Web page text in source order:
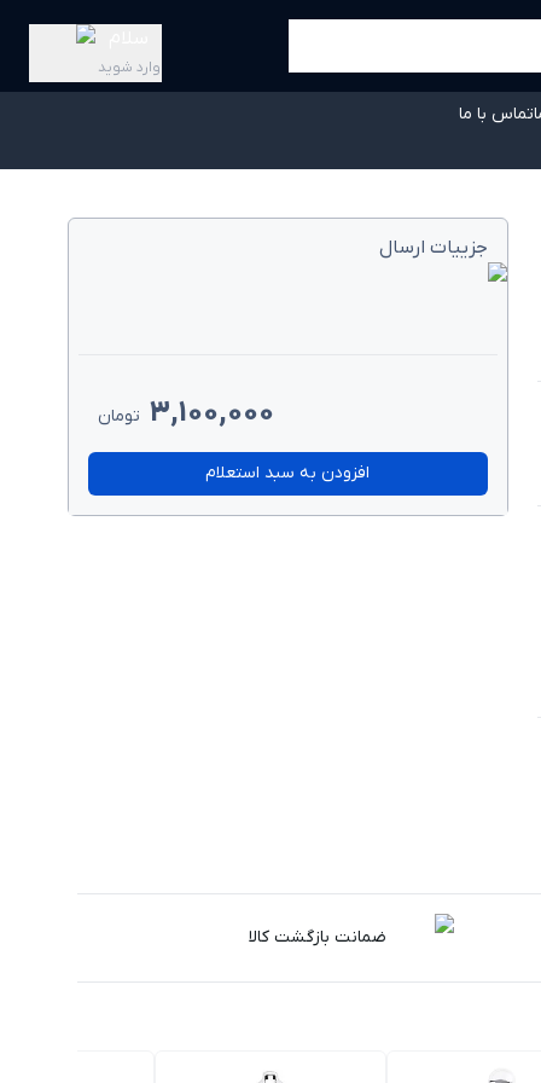
وارد شوید
تماس با ما
جزییات ارسال
3,100,000 تومان
افزودن به سبد استعلام
ضمانت بازگشت کالا